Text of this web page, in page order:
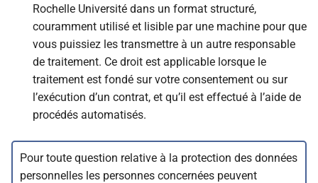
Rochelle Université dans un format structuré,
couramment utilisé et lisible par une machine pour que
vous puissiez les transmettre à un autre responsable
de traitement. Ce droit est applicable lorsque le
traitement est fondé sur votre consentement ou sur
l’exécution d’un contrat, et qu’il est effectué à l’aide de
procédés automatisés.
Pour toute question relative à la protection des données
personnelles les personnes concernées peuvent